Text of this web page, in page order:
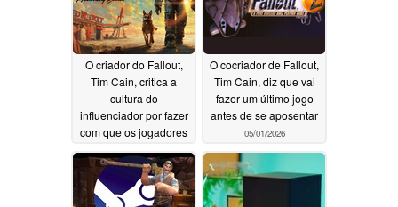
O criador do Fallout,
Tim Cain, critica a
cultura do
influenciador por fazer
com que os jogadores
"abdiquem de seu
próprio julgamento"
05/05/2026
O cocriador de Fallout,
Tim Cain, diz que vai
fazer um último jogo
antes de se aposentar
05/01/2026